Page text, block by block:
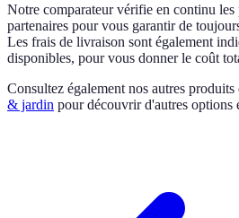
Notre comparateur vérifie en continu les
partenaires pour vous garantir de
Les frais de livraison sont également
disponibles, pour vous donner le coût
Consultez également nos autres produits
& jardin pour découvrir d'autres options